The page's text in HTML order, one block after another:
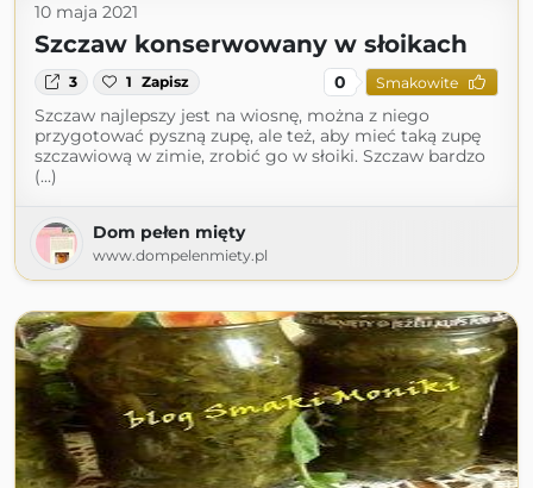
10 maja 2021
Szczaw konserwowany w słoikach
3 1 Zapisz 0 Smakowite
Szczaw najlepszy jest na wiosnę, można z niego
przygotować pyszną zupę, ale też, aby mieć taką zupę
szczawiową w zimie, zrobić go w słoiki. Szczaw bardzo
(...)
Dom pełen mięty
www.dompelenmiety.pl